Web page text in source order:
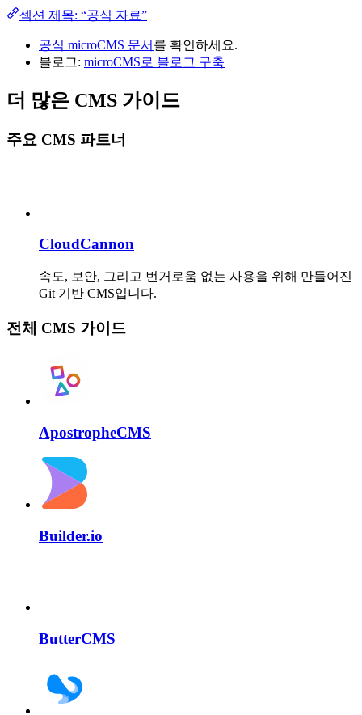
섹션 제목: “공식 자료”
공식 microCMS 문서 를 확인하세요.
블로그: microCMS로 블로그 구축
더 많은 CMS 가이드
주요 CMS 파트너
CloudCannon
속도, 보안, 그리고 번거로움 없는 사용을 위해 만들어진
Git 기반 CMS입니다.
전체 CMS 가이드
ApostropheCMS
Builder.io
ButterCMS